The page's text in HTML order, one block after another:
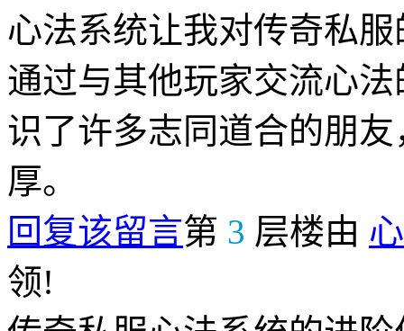
心法系统让我对传奇私
通过与其他玩家交流心
识了许多志同道合的朋
厚。
回复该留言第 3 层楼由
领!